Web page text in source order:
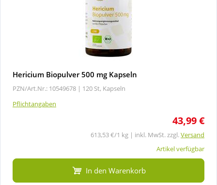
Hericium Biopulver 500 mg Kapseln
PZN/Art.Nr.: 10549678 | 120 St, Kapseln
Pflichtangaben
43,99 €
613,53 €/1 kg | inkl. MwSt. zzgl.Versand
Artikel verfügbar
In den Warenkorb